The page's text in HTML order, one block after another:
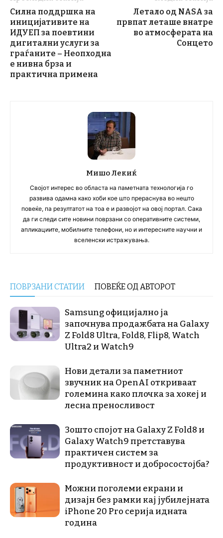
Силна поддршка на
иницијативите на
ИДУЕП за поевтини
дигитални услуги за
граѓаните – Неопходна
е нивна брза и
практична примена
Летало од NASA за
првпат леташе внатре
во атмосферата на
Сонцето
Мишо Лекиќ
Својот интерес во областа на паметната технологија го
развива одамна како хоби кое што прераснува во нешто
повеќе, па резултатот на тоа е и развојот на овој портал. Сака
да ги следи сите новини поврзани со оперативните системи,
апликациите, мобилните телефони, но и интересните научни и
вселенски истражувања.
ПОВРЗАНИ СТАТИИ ПОВЕЌЕ ОД АВТОРОТ
Samsung официјално ја
започнува продажбата на Galaxy
Z Fold8 Ultra, Fold8, Flip8, Watch
Ultra2 и Watch9
Нови детали за паметниот
звучник на OpenAI откриваат
големина како плочка за хокеј и
лесна преносливост
Зошто спојот на Galaxy Z Fold8 и
Galaxy Watch9 претставува
практичен систем за
продуктивност и добросостојба?
Можни поголеми екрани и
дизајн без рамки кај јубилејната
iPhone 20 Pro серија идната
година